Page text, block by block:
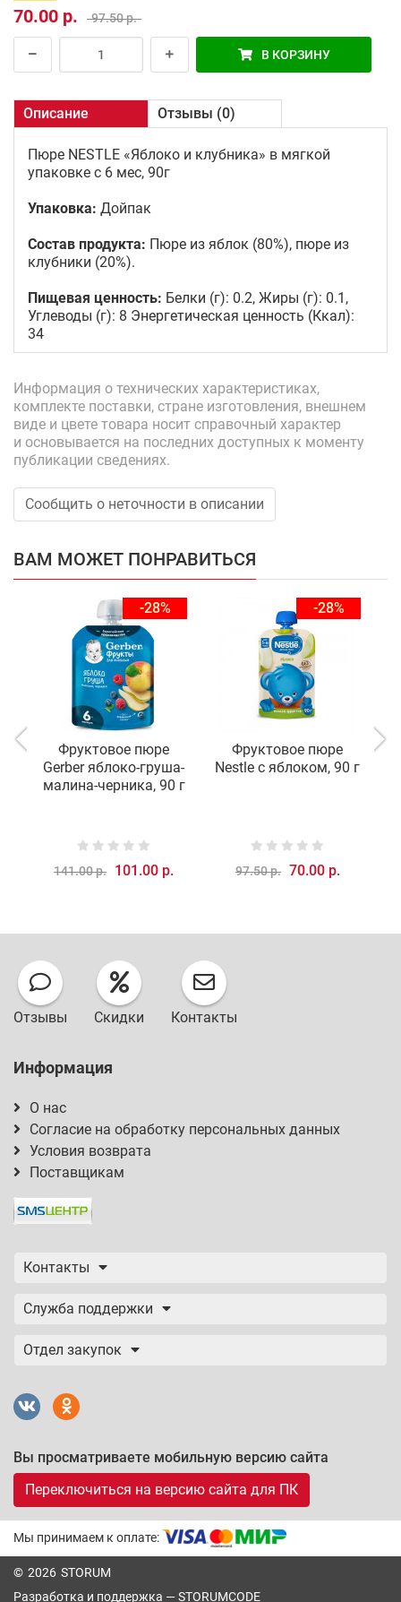
70.00 р. 97.50 р.
В КОРЗИНУ
Описание Отзывы (0)
Пюре NESTLE «Яблоко и клубника» в мягкой
упаковке с 6 мес, 90г
Упаковка: Дойпак
Состав продукта: Пюре из яблок (80%), пюре из
клубники (20%).
Пищевая ценность: Белки (г): 0.2, Жиры (г): 0.1,
Углеводы (г): 8 Энергетическая ценность (Ккал):
34
Информация о технических характеристиках,
комплекте поставки, стране изготовления, внешнем
виде и цвете товара носит справочный характер
и основывается на последних доступных к моменту
публикации сведениях.
Сообщить о неточности в описании
ВАМ МОЖЕТ ПОНРАВИТЬСЯ
-28%
Фруктовое пюре
Gerber яблоко-груша-
малина-черника, 90 г
141.00 р. 101.00 р.
-28%
Фруктовое пюре
Nestle с яблоком, 90 г
97.50 р. 70.00 р.
Отзывы Скидки Контакты
Информация
О нас
Согласие на обработку персональных данных
Условия возврата
Поставщикам
Контакты
Служба поддержки
Отдел закупок
Вы просматриваете мобильную версию сайта
Переключиться на версию сайта для ПК
Мы принимаем к оплате:
© 2026 STORUM
Разработка и поддержка — STORUMCODE